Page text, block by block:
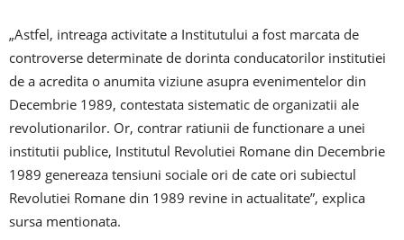
„Astfel, intreaga activitate a Institutului a fost marcata de
controverse determinate de dorinta conducatorilor institutiei
de a acredita o anumita viziune asupra evenimentelor din
Decembrie 1989, contestata sistematic de organizatii ale
revolutionarilor. Or, contrar ratiunii de functionare a unei
institutii publice, Institutul Revolutiei Romane din Decembrie
1989 genereaza tensiuni sociale ori de cate ori subiectul
Revolutiei Romane din 1989 revine in actualitate”, explica
sursa mentionata.